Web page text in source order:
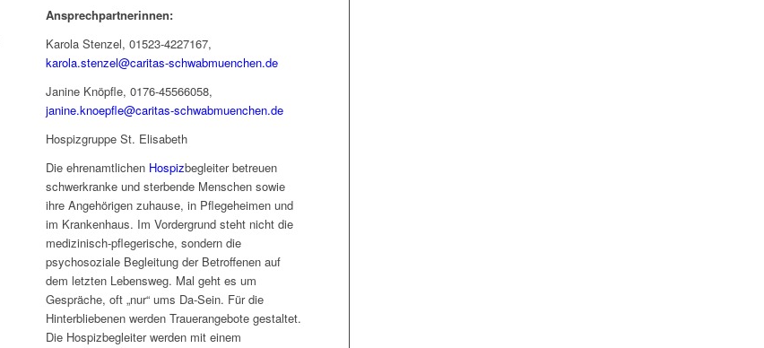
Ansprechpartnerinnen:
Karola Stenzel, 01523-4227167,
karola.stenzel@caritas-schwabmuenchen.de
Janine Knöpfle, 0176-45566058,
janine.knoepfle@caritas-schwabmuenchen.de
Hospizgruppe St. Elisabeth
Die ehrenamtlichen Hospizbegleiter betreuen
schwerkranke und sterbende Menschen sowie
ihre Angehörigen zuhause, in Pflegeheimen und
im Krankenhaus. Im Vordergrund steht nicht die
medizinisch-pflegerische, sondern die
psychosoziale Begleitung der Betroffenen auf
dem letzten Lebensweg. Mal geht es um
Gespräche, oft „nur“ ums Da-Sein. Für die
Hinterbliebenen werden Trauerangebote gestaltet.
Die Hospizbegleiter werden mit einem